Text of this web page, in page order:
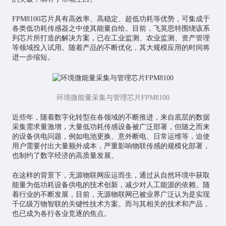
FPM8100芯片具有高效率、高稳定、超低功耗等优势，可集成于
各类低功耗传感器之中使其能量自给。目前，飞英思特围绕该系
列芯片所打造的解决方案，已在工业监测、农业监测、资产管理
等领域投入试用。随着产品的不断优化，其大规模应用的时间将
进一步缩短。
环境微能量采集与管理芯片FPM8100
近些年，随着数字化转型在各领域的不断推进，来自底层的数据
采集需求量激增，大量低功耗传感设备被广泛部署，但随之而来
的设备供电问题，例如电池更换、意外断电、日常运维等，迫使
用户需要付出大量额外成本，严重影响物联传感的规模化部署，
也制约了数字经济的高质量发展。
在这样的背景下， 无源物联网 应运而生，通过从自然环境中获取
能量为低功耗设备供电的技术创新，减少对人工能源的依赖。随
着行业的不断发展，目前，无源物联网已被业界广泛认为是实现
千亿级万物智联的关键性技术方案。而与其相关的技术和产品，
也已成为各行各业竞逐的焦点。